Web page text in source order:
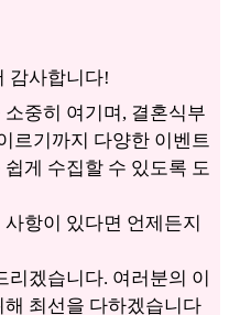
감사합니다!
중히 여기며, 결혼식부
르기까지 다양한 이벤트
게 수집할 수 있도록 도
항이 있다면 언제든지
리겠습니다. 여러분의 이
최선을 다하겠습니다